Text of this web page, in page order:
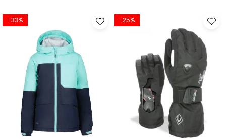
-33% -25%